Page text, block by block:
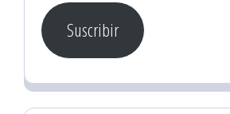
correo
electrónico
Suscribir